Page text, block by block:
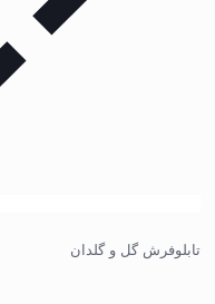
تابلوفرش گل و گلدان